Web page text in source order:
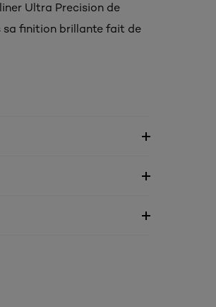
Ultra Precision de
sa finition brillante fait de